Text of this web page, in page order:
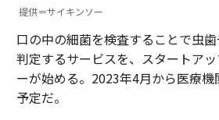
提供＝サイキンソー
口の中の細菌を検査することで虫
判定するサービスを、スタートア
ーが始める。2023年4月から医療
予定だ。